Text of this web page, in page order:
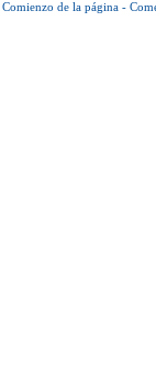
Comienzo de la página -